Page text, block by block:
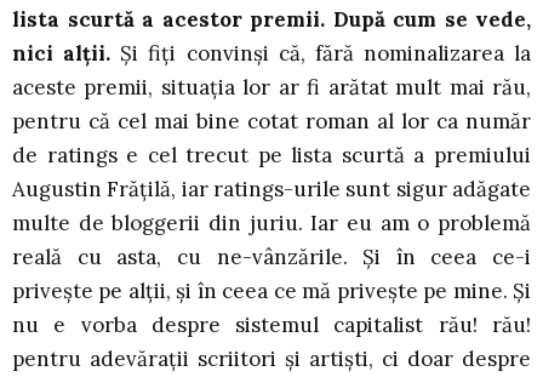
lista scurtă a acestor premii. După cum se vede,
nici alții. Și fiți convinși că, fără nominalizarea la
aceste premii, situația lor ar fi arătat mult mai rău,
pentru că cel mai bine cotat roman al lor ca număr
de ratings e cel trecut pe lista scurtă a premiului
Augustin Frățilă, iar ratings-urile sunt sigur adăgate
multe de bloggerii din juriu. Iar eu am o problemă
reală cu asta, cu ne-vânzările. Și în ceea ce-i
privește pe alții, și în ceea ce mă privește pe mine. Și
nu e vorba despre sistemul capitalist rău! rău!
pentru adevărații scriitori și artiști, ci doar despre